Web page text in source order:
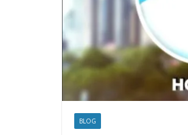
BLOG